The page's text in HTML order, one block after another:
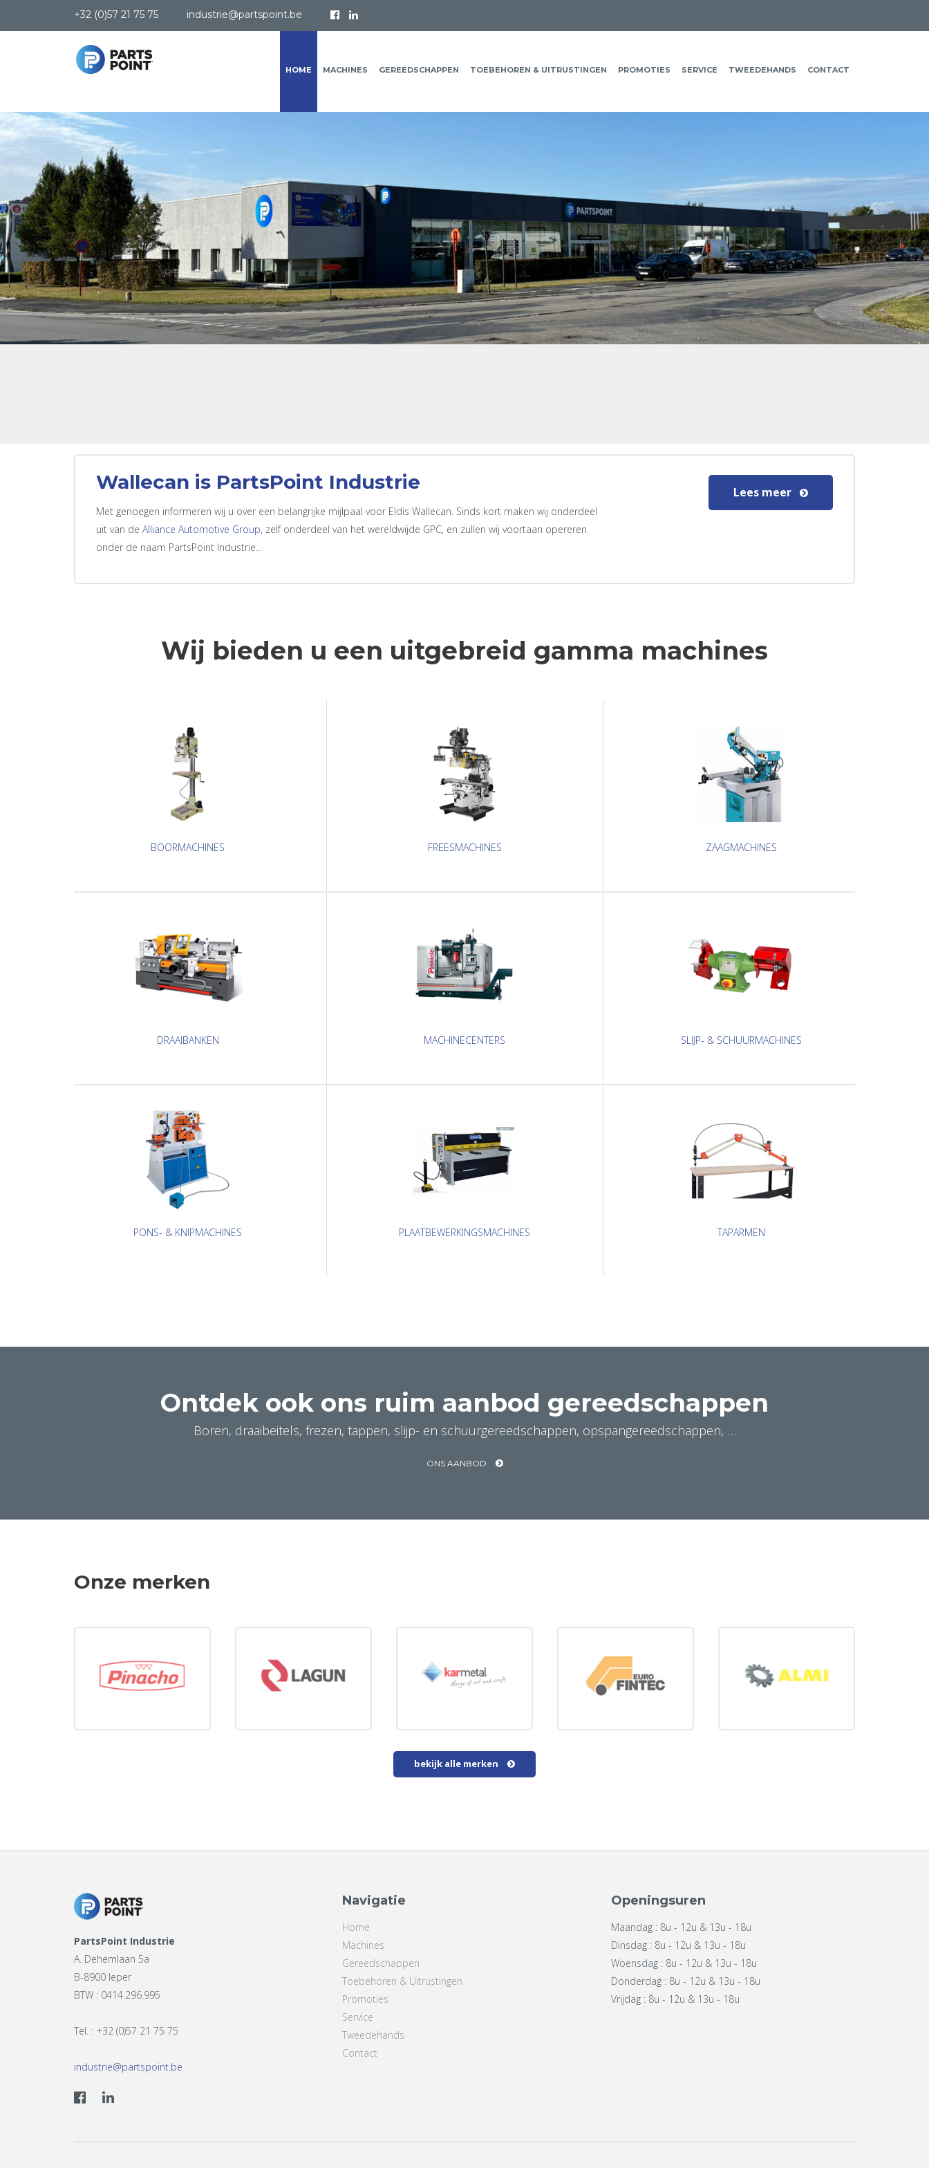
+32 (0)57 21 75 75 industrie@partspoint.be
HOME MACHINES GEREEDSCHAPPEN TOEBEHOREN & UITRUSTINGEN PROMOTIES SERVICE TWEEDEHANDS CONTACT
Wallecan is PartsPoint Industrie
Met genoegen informeren wij u over een belangrijke mijlpaal voor Eldis Wallecan. Sinds kort maken wij onderdeel
uit van de Alliance Automotive Group, zelf onderdeel van het wereldwijde GPC, en zullen wij voortaan opereren
onder de naam PartsPoint Industrie...
Lees meer
Wij bieden u een uitgebreid gamma machines
BOORMACHINES FREESMACHINES ZAAGMACHINES
DRAAIBANKEN MACHINECENTERS SLIJP- & SCHUURMACHINES
PONS- & KNIPMACHINES PLAATBEWERKINGSMACHINES TAPARMEN
Ontdek ook ons ruim aanbod gereedschappen
Boren, draaibeitels, frezen, tappen, slijp- en schuurgereedschappen, opspangereedschappen, …
ONS AANBOD
Onze merken
bekijk alle merken
PartsPoint Industrie
A. Dehemlaan 5a
B-8900 Ieper
BTW : 0414.296.995
Tel. : +32 (0)57 21 75 75
industrie@partspoint.be
Navigatie
Home
Machines
Gereedschappen
Toebehoren & Uitrustingen
Promoties
Service
Tweedehands
Contact
Openingsuren
Maandag : 8u - 12u & 13u - 18u
Dinsdag : 8u - 12u & 13u - 18u
Woensdag : 8u - 12u & 13u - 18u
Donderdag : 8u - 12u & 13u - 18u
Vrijdag : 8u - 12u & 13u - 18u